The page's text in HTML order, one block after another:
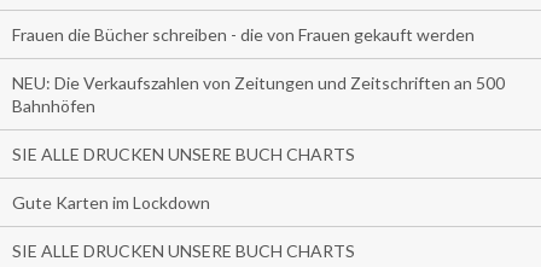
Frauen die Bücher schreiben - die von Frauen gekauft werden
NEU: Die Verkaufszahlen von Zeitungen und Zeitschriften an 500
Bahnhöfen
SIE ALLE DRUCKEN UNSERE BUCH CHARTS
Gute Karten im Lockdown
SIE ALLE DRUCKEN UNSERE BUCH CHARTS